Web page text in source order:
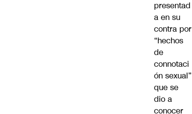
presentad
a en su
contra por
“hechos
de
connotaci
ón sexual”
que se
dio a
conocer